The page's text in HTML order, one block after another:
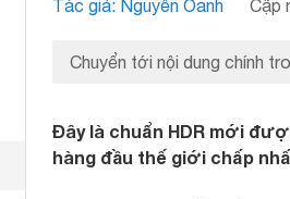
Tác giả: Nguyễn Oanh Cập
Chuyển tới nội dung chính
Đây là chuẩn HDR mới
hàng đầu thế giới chấp